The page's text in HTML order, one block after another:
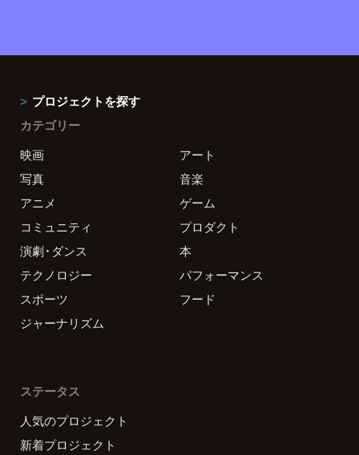
プロジェクトを探す
カテゴリー
映画
アート
写真
音楽
アニメ
ゲーム
コミュニティ
プロダクト
演劇・ダンス
本
テクノロジー
パフォーマンス
スポーツ
フード
ジャーナリズム
ステータス
人気のプロジェクト
新着プロジェクト